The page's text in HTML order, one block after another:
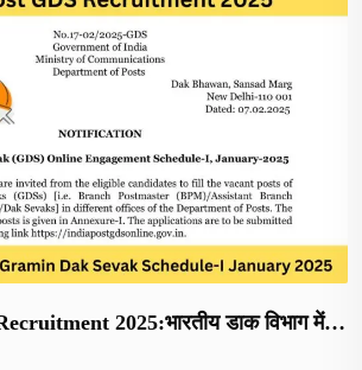
2025:भारतीय डाक विभाग में…